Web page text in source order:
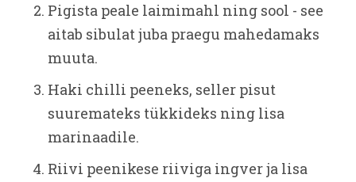
Pigista peale laimimahl ning sool - see
aitab sibulat juba praegu mahedamaks
muuta.
Haki chilli peeneks, seller pisut
suuremateks tükkideks ning lisa
marinaadile.
Riivi peenikese riiviga ingver ja lisa